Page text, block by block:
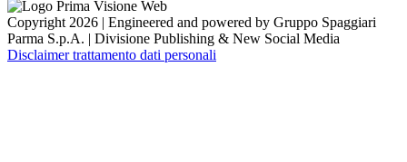
Copyright 2026 | Engineered and powered by Gruppo Spaggiari
Parma S.p.A. | Divisione Publishing & New Social Media
Disclaimer trattamento dati personali